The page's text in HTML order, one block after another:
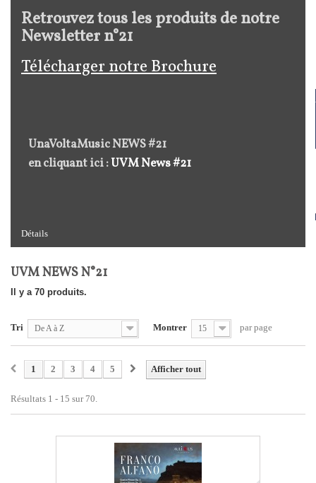
Retrouvez tous les produits de notre
Newsletter n°21
Télécharger notre Brochure
UnaVoltaMusic NEWS #21
en cliquant ici :UVM News #21
Détails
UVM NEWS N°21
Il y a 70 produits.
Tri De A à Z Montrer 15 par page
Afficher tout
1 2 3 4 5
Résultats 1 - 15 sur 70.